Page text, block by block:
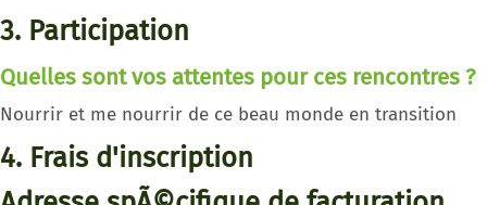
3. Participation
Quelles sont vos attentes pour ces rencontres ?
Nourrir et me nourrir de ce beau monde en transition
4. Frais d'inscription